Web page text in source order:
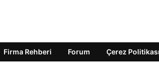
Firma Rehberi Forum Çerez Politikası